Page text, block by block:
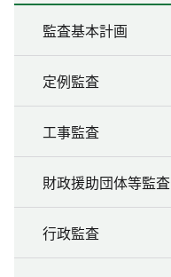
監査基本計画
定例監査
工事監査
財政援助団体等監査
行政監査